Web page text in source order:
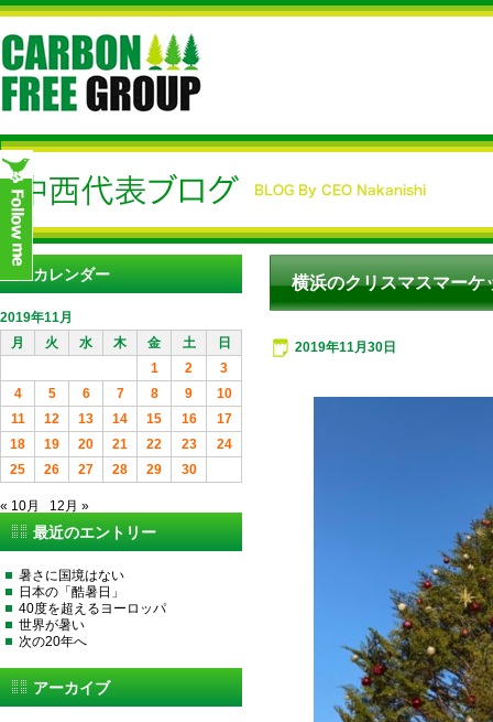
横浜のクリスマスマーケ
2019年11月30日
カレンダー
2019年11月
月
火 水 木 金 土
日
1
2
3
4
5 6 7 8 9
10
11
12 13 14 15 16
17
18
19 20 21 22 23
24
25
26 27 28 29 30
« 10月 12月 »
最近のエントリー
暑さに国境はない
日本の「酷暑日」
40度を超えるヨーロッパ
世界が暑い
次の20年へ
アーカイブ